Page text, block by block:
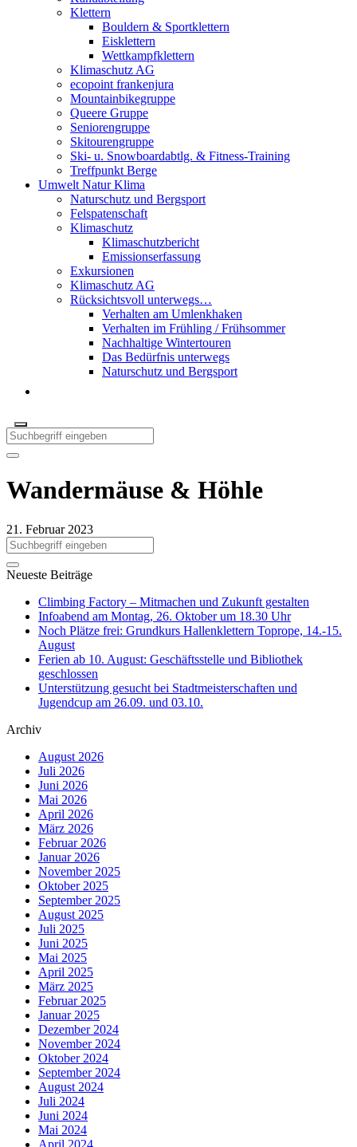
Klettern
Bouldern & Sportklettern
Eisklettern
Wettkampfklettern
Klimaschutz AG
ecopoint frankenjura
Mountainbikegruppe
Queere Gruppe
Seniorengruppe
Skitourengruppe
Ski- u. Snowboardabtlg. & Fitness-Training
Treffpunkt Berge
Umwelt Natur Klima
Naturschutz und Bergsport
Felspatenschaft
Klimaschutz
Klimaschutzbericht
Emissionserfassung
Exkursionen
Klimaschutz AG
Rücksichtsvoll unterwegs…
Verhalten am Umlenkhaken
Verhalten im Frühling / Frühsommer
Nachhaltige Wintertouren
Das Bedürfnis unterwegs
Naturschutz und Bergsport
Wandermäuse & Höhle
21. Februar 2023
Neueste Beiträge
Climbing Factory – Mitmachen und Zukunft gestalten
Infoabend am Montag, 26. Oktober um 18.30 Uhr
Noch Plätze frei: Grundkurs Hallenklettern Toprope, 14.-15.
August
Ferien ab 10. August: Geschäftsstelle und Bibliothek
geschlossen
Unterstützung gesucht bei Stadtmeisterschaften und
Jugendcup am 26.09. und 03.10.
Archiv
August 2026
Juli 2026
Juni 2026
Mai 2026
April 2026
März 2026
Februar 2026
Januar 2026
November 2025
Oktober 2025
September 2025
August 2025
Juli 2025
Juni 2025
Mai 2025
April 2025
März 2025
Februar 2025
Januar 2025
Dezember 2024
November 2024
Oktober 2024
September 2024
August 2024
Juli 2024
Juni 2024
Mai 2024
April 2024